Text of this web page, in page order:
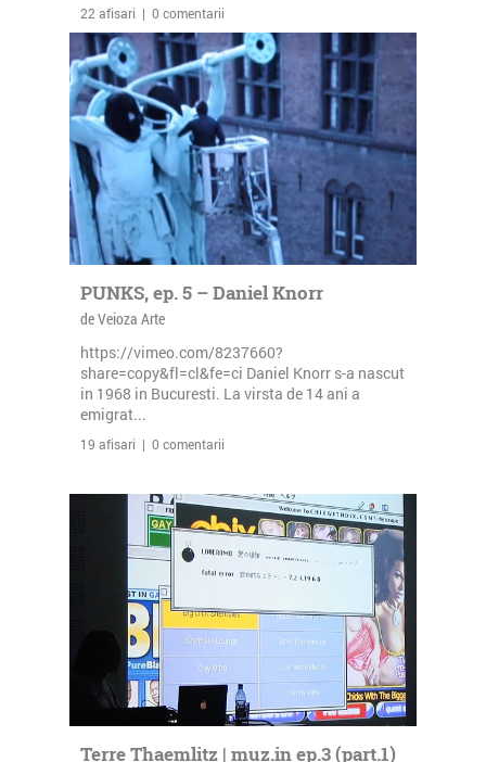
22 afisari | 0 comentarii
PUNKS, ep. 5 – Daniel Knorr
de Veioza Arte
https://vimeo.com/8237660?
share=copy&fl=cl&fe=ci Daniel Knorr s-a nascut
in 1968 in Bucuresti. La virsta de 14 ani a
emigrat...
19 afisari | 0 comentarii
Terre Thaemlitz | muz.in ep.3 (part.1)